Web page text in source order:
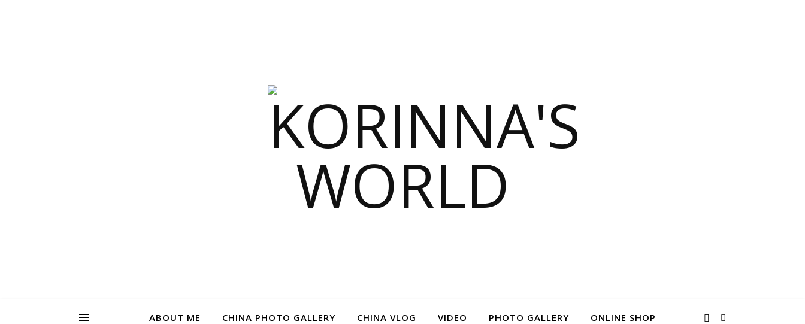
ABOUT ME CHINA PHOTO GALLERY CHINA VLOG VIDEO PHOTO GALLERY ONLINE SHOP